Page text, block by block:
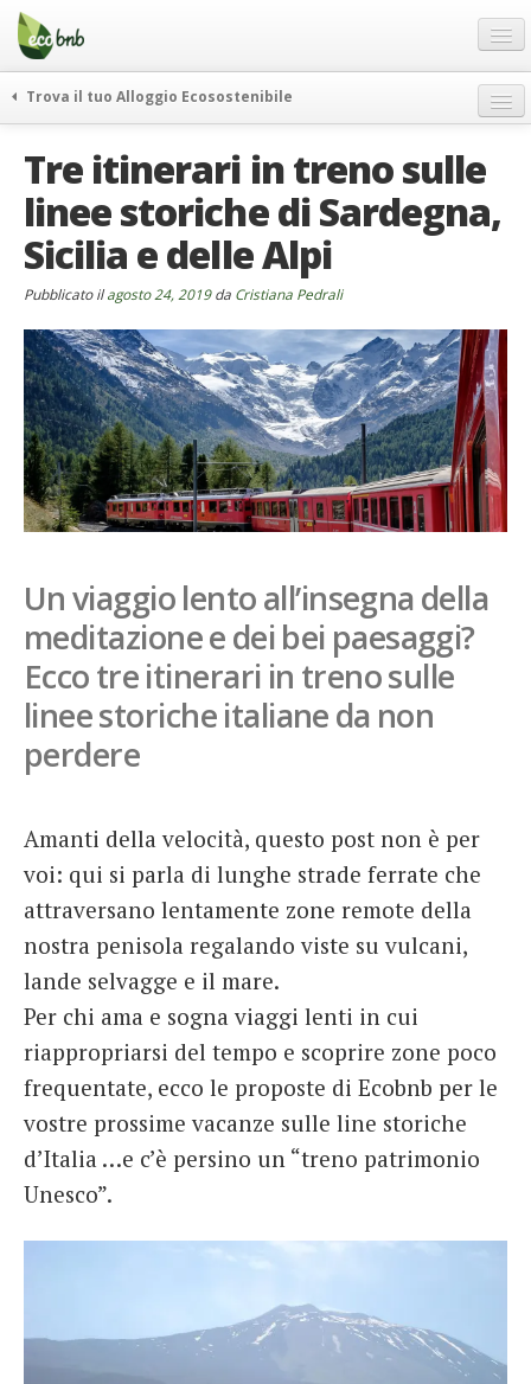
Menu
Salta
contenuto
Offerte Speciali
Regali
FAQ
Chi Siamo
Partner
Contatti
Italiano
German
English
Spanish
Italiano
Trova il tuo Alloggio Ecosostenibile
itinerari
curiosità
vivere e viaggiare verde
rassegna stampa
Tre itinerari in treno sulle
linee storiche di Sardegna,
Sicilia e delle Alpi
Pubblicato ilagosto 24, 2019da Cristiana Pedrali
Un viaggio lento all’insegna della
meditazione e dei bei paesaggi?
Ecco tre itinerari in treno sulle
linee storiche italiane da non
perdere
Amanti della velocità, questo post non è per
voi: qui si parla di lunghe strade ferrate che
attraversano lentamente zone remote della
nostra penisola regalando viste su vulcani,
lande selvagge e il mare.
Per chi ama e sogna viaggi lenti in cui
riappropriarsi del tempo e scoprire zone poco
frequentate, ecco le proposte di Ecobnb per le
vostre prossime vacanze sulle line storiche
d’Italia …e c’è persino un “treno patrimonio
Unesco”.